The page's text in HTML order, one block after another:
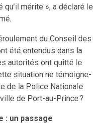
mérite », a déclaré le
du Conseil des
été entendus dans la
autorités ont quitté le
situation ne témoigne-
de la Police Nationale
de Port-au-Prince ?
: un passage